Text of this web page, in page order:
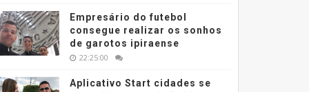
Empresário do futebol
consegue realizar os sonhos
de garotos ipiraense
22:25:00
Aplicativo Start cidades se